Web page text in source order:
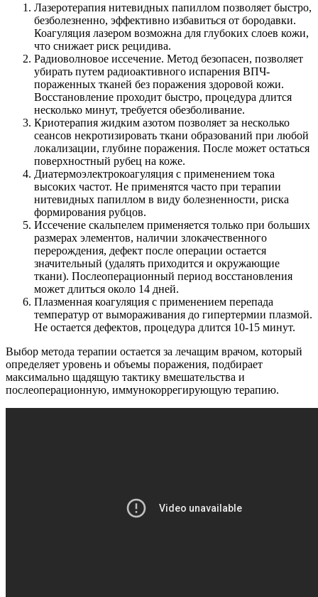
Лазеротерапия нитевидных папиллом позволяет быстро,
безболезненно, эффективно избавиться от бородавки.
Коагуляция лазером возможна для глубоких слоев кожи,
что снижает риск рецидива.
Радиоволновое иссечение. Метод безопасен, позволяет
убирать путем радиоактивного испарения ВПЧ-
пораженных тканей без поражения здоровой кожи.
Восстановление проходит быстро, процедура длится
несколько минут, требуется обезболивание.
Криотерапия жидким азотом позволяет за несколько
сеансов некротизировать ткани образований при любой
локализации, глубине поражения. После может остаться
поверхностный рубец на коже.
Диатермоэлектрокоагуляция с применением тока
высоких частот. Не применятся часто при терапии
нитевидных папиллом в виду болезненности, риска
формирования рубцов.
Иссечение скальпелем применяется только при больших
размерах элементов, наличии злокачественного
перерождения, дефект после операции остается
значительный (удалять приходится и окружающие
ткани). Послеоперационный период восстановления
может длиться около 14 дней.
Плазменная коагуляция с применением перепада
температур от вымораживания до гипертермии плазмой.
Не остается дефектов, процедура длится 10-15 минут.
Выбор метода терапии остается за лечащим врачом, который
определяет уровень и объемы поражения, подбирает
максимально щадящую тактику вмешательства и
послеоперационную, иммунокоррегирующую терапию.